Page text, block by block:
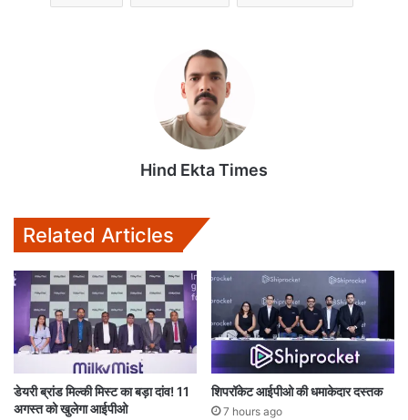
Hind Ekta Times
Related Articles
डेयरी ब्रांड मिल्की मिस्ट का बड़ा दांव! 11
अगस्त को खुलेगा आईपीओ
शिपरॉकेट आईपीओ की धमाकेदार दस्तक
7 hours ago